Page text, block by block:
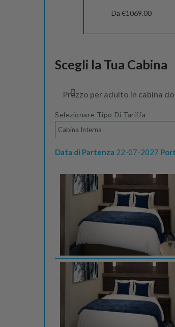
Da €1069.00
Scegli la Tua Cabina
Prezzo per adulto in cabina
Selezionare Tipo Di Tariffa
Cabina Interna
Data di Partenza 22-07-2027